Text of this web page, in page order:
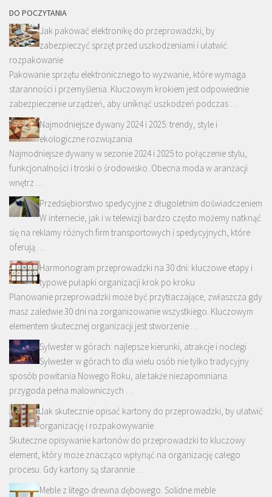
DO POCZYTANIA
Jak pakować elektronikę do przeprowadzki, by
zabezpieczyć sprzęt przed uszkodzeniami i ułatwić
rozpakowanie
Pakowanie sprzętu elektronicznego to wyzwanie, które wymaga
staranności i przemyślenia. Kluczowym krokiem jest odpowiednie
zabezpieczenie urządzeń, aby uniknąć uszkodzeń podczas …
Najmodniejsze dywany 2024 i 2025: trendy, style i
ekologiczne rozwiązania
Najmodniejsze dywany w sezonie 2024 i 2025 to połączenie stylu,
funkcjonalności i troski o środowisko. Obecna moda w aranżacji
wnętrz …
Przedsiębiorstwo spedycyjne z długoletnim doświadczeniem
W internecie, jak i w telewizji bardzo często możemy natknąć
się na reklamy różnych firm transportowych i spedycyjnych, które
oferują …
Harmonogram przeprowadzki na 30 dni: kluczowe etapy i
typowe pułapki organizacji krok po kroku
Planowanie przeprowadzki może być przytłaczające, zwłaszcza gdy
masz zaledwie 30 dni na zorganizowanie wszystkiego. Kluczowym
elementem skutecznej organizacji jest stworzenie …
Sylwester w górach: najlepsze kierunki, atrakcje i noclegi
Sylwester w górach to dla wielu osób nie tylko tradycyjny
sposób powitania Nowego Roku, ale także niezapomniana
przygoda pełna malowniczych …
Jak skutecznie opisać kartony do przeprowadzki, by ułatwić
organizację i rozpakowywanie
Skuteczne opisywanie kartonów do przeprowadzki to kluczowy
element, który może znacząco wpłynąć na organizację całego
procesu. Gdy kartony są starannie …
Meble z litego drewna dębowego. Solidne meble